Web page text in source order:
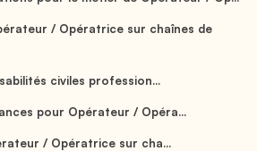
/ Opératrice sur chaînes de
civiles profession...
pour Opérateur / Opéra...
/ Opératrice sur cha...